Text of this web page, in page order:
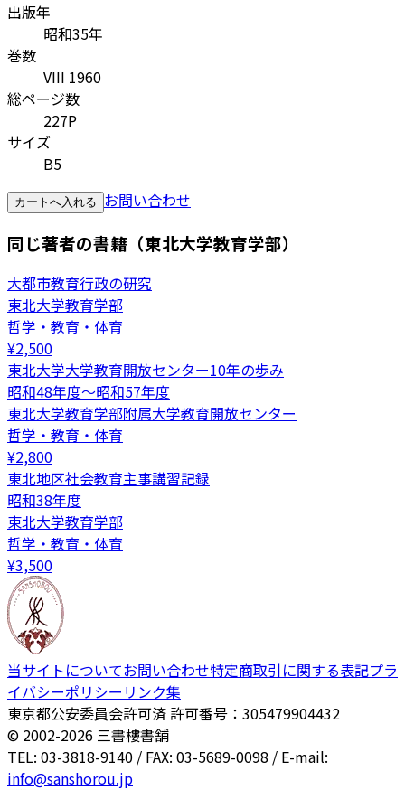
出版年
昭和35年
巻数
VIII 1960
総ページ数
227P
サイズ
B5
カートへ入れる お問い合わせ
同じ著者の書籍（東北大学教育学部）
大都市教育行政の研究
東北大学教育学部
哲学・教育・体育
¥2,500
東北大学大学教育開放センター10年の歩み
昭和48年度～昭和57年度
東北大学教育学部附属大学教育開放センター
哲学・教育・体育
¥2,800
東北地区社会教育主事講習記録
昭和38年度
東北大学教育学部
哲学・教育・体育
¥3,500
当サイトについてお問い合わせ特定商取引に関する表記プラ
イバシーポリシー リンク集
東京都公安委員会許可済 許可番号：305479904432
© 2002-2026 三書樓書舗
TEL: 03-3818-9140 / FAX: 03-5689-0098 / E-mail:
info@sanshorou.jp